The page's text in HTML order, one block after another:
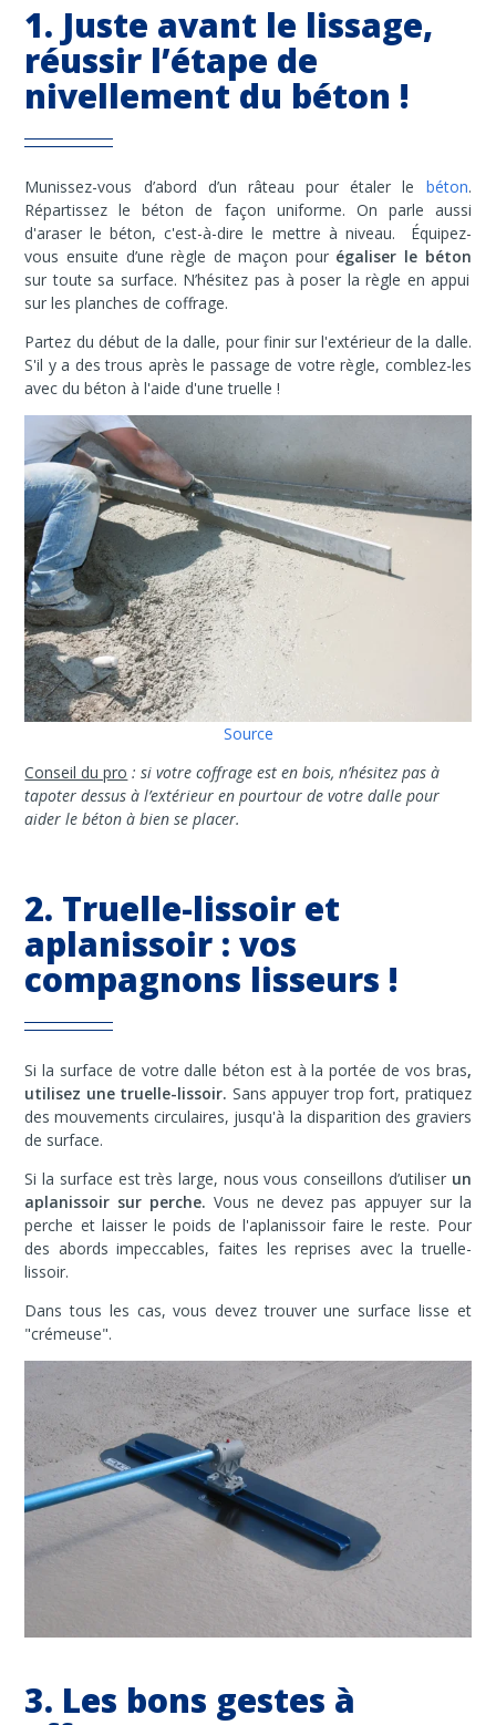
1. Juste avant le lissage,
réussir l’étape de
nivellement du béton !
Munissez-vous d’abord d’un râteau pour étaler le béton.
Répartissez le béton de façon uniforme. On parle aussi
d'araser le béton, c'est-à-dire le mettre à niveau. Équipez-
vous ensuite d’une règle de maçon pourégaliser le béton
sur toute sa surface. N’hésitez pas à poser la règle en appui
sur les planches de coffrage.
Partez du début de la dalle, pour finir sur l'extérieur de la dalle.
S'il y a des trous après le passage de votre règle, comblez-les
avec du béton à l'aide d'une truelle !
Source
Conseil du pro : si votre coffrage est en bois, n’hésitez pas à
tapoter dessus à l’extérieur en pourtour de votre dalle pour
aider le béton à bien se placer.
2. Truelle-lissoir et
aplanissoir : vos
compagnons lisseurs !
Si la surface de votre dalle béton est à la portée de vos bras,
utilisez une truelle-lissoir. Sans appuyer trop fort, pratiquez
des mouvements circulaires, jusqu'à la disparition des graviers
de surface.
Si la surface est très large, nous vous conseillons d’utiliser un
aplanissoir sur perche. Vous ne devez pas appuyer sur la
perche et laisser le poids de l'aplanissoir faire le reste. Pour
des abords impeccables, faites les reprises avec la truelle-
lissoir.
Dans tous les cas, vous devez trouver une surface lisse et
"crémeuse".
3. Les bons gestes à